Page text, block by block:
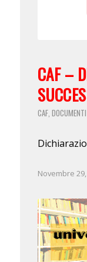
CAF –
CAF, DOCUMENTI
Novembre